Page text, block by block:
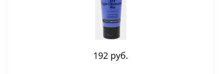
192 руб.